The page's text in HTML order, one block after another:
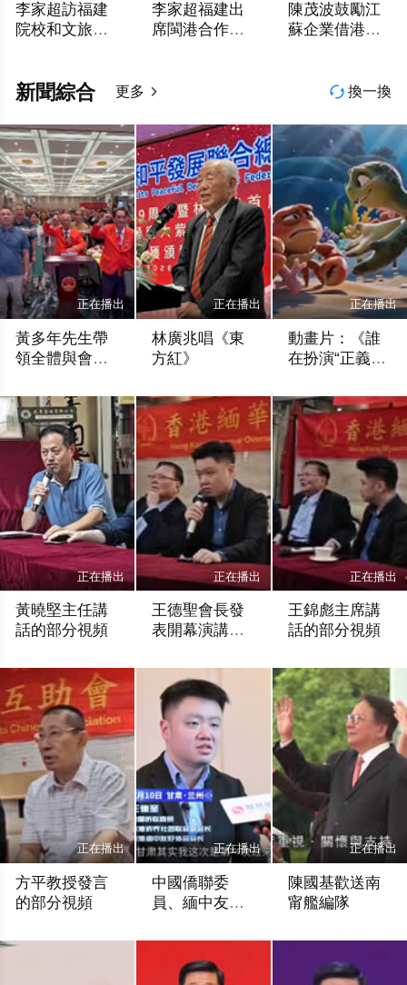
李家超訪福建
院校和文旅項
李家超福建出
席閩港合作會
陳茂波鼓勵江
蘇企業借港出
 換一換
新聞綜合 更多 
正在播出
黃多年先生帶
領全體與會嘉
旗、莊嚴宣誓
正在播出
林廣兆唱《東
方紅》
正在播出
動畫片：《誰
在扮演“正義
正在播出
黃曉堅主任講
話的部分視頻
正在播出
王德聖會長發
表開幕演講的
正在播出
王錦彪主席講
話的部分視頻
正在播出
方平教授發言
的部分視頻
正在播出
中國僑聯委
員、緬中友好
聖接受鳳凰專
正在播出
陳國基歡送南
甯艦編隊